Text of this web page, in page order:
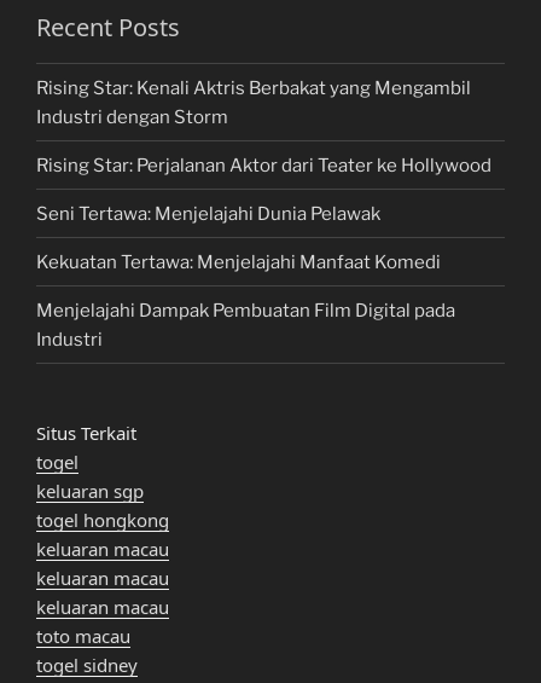
Recent Posts
Rising Star: Kenali Aktris Berbakat yang Mengambil
Industri dengan Storm
Rising Star: Perjalanan Aktor dari Teater ke Hollywood
Seni Tertawa: Menjelajahi Dunia Pelawak
Kekuatan Tertawa: Menjelajahi Manfaat Komedi
Menjelajahi Dampak Pembuatan Film Digital pada
Industri
Situs Terkait
togel
keluaran sgp
togel hongkong
keluaran macau
keluaran macau
keluaran macau
toto macau
togel sidney